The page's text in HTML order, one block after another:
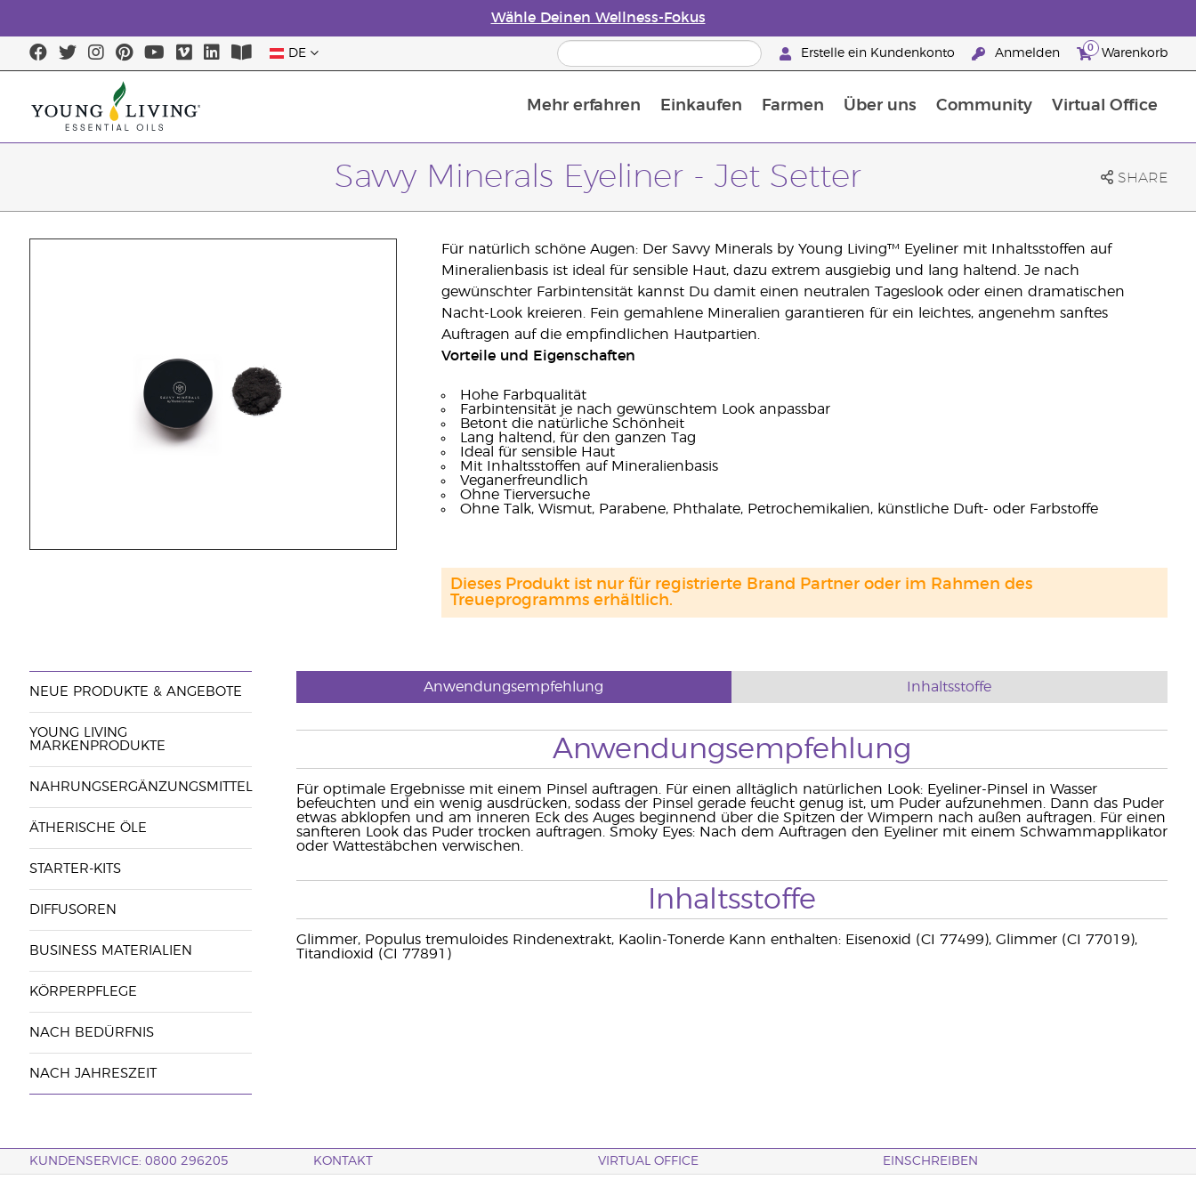
Wähle Deinen Wellness-Fokus
DE Erstelle ein Kundenkonto Anmelden 0 Warenkorb
Mehr erfahren Einkaufen Farmen Über uns Community Virtual Office
Savvy Minerals Eyeliner - Jet Setter SHARE
Für natürlich schöne Augen: Der Savvy Minerals by Young Living™ Eyeliner mit Inhaltsstoffen auf
Mineralienbasis ist ideal für sensible Haut, dazu extrem ausgiebig und lang haltend. Je nach
gewünschter Farbintensität kannst Du damit einen neutralen Tageslook oder einen dramatischen
Nacht-Look kreieren. Fein gemahlene Mineralien garantieren für ein leichtes, angenehm sanftes
Auftragen auf die empfindlichen Hautpartien.
Vorteile und Eigenschaften
Hohe Farbqualität
Farbintensität je nach gewünschtem Look anpassbar
Betont die natürliche Schönheit
Lang haltend, für den ganzen Tag
Ideal für sensible Haut
Mit Inhaltsstoffen auf Mineralienbasis
Veganerfreundlich
Ohne Tierversuche
Ohne Talk, Wismut, Parabene, Phthalate, Petrochemikalien, künstliche Duft- oder Farbstoffe
Dieses Produkt ist nur für registrierte Brand Partner oder im Rahmen des
Treueprogramms erhältlich.
NEUE PRODUKTE & ANGEBOTE
YOUNG LIVING
MARKENPRODUKTE
NAHRUNGSERGÄNZUNGSMITTEL
ÄTHERISCHE ÖLE
STARTER-KITS
DIFFUSOREN
BUSINESS MATERIALIEN
KÖRPERPFLEGE
NACH BEDÜRFNIS
NACH JAHRESZEIT
Anwendungsempfehlung Inhaltsstoffe
Anwendungsempfehlung
Für optimale Ergebnisse mit einem Pinsel auftragen. Für einen alltäglich natürlichen Look: Eyeliner-Pinsel in Wasser
befeuchten und ein wenig ausdrücken, sodass der Pinsel gerade feucht genug ist, um Puder aufzunehmen. Dann das Puder
etwas abklopfen und am inneren Eck des Auges beginnend über die Spitzen der Wimpern nach außen auftragen. Für einen
sanfteren Look das Puder trocken auftragen. Smoky Eyes: Nach dem Auftragen den Eyeliner mit einem Schwammapplikator
oder Wattestäbchen verwischen.
Inhaltsstoffe
Glimmer, Populus tremuloides Rindenextrakt, Kaolin-Tonerde Kann enthalten: Eisenoxid (CI 77499), Glimmer (CI 77019),
Titandioxid (CI 77891)
KUNDENSERVICE: 0800 296205 KONTAKT VIRTUAL OFFICE EINSCHREIBEN